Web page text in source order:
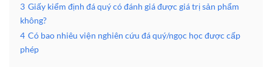
3 Giấy kiểm định đá quý có đánh giá được giá trị sản phẩm
không?
4 Có bao nhiêu viện nghiên cứu đá quý/ngọc học được cấp
phép